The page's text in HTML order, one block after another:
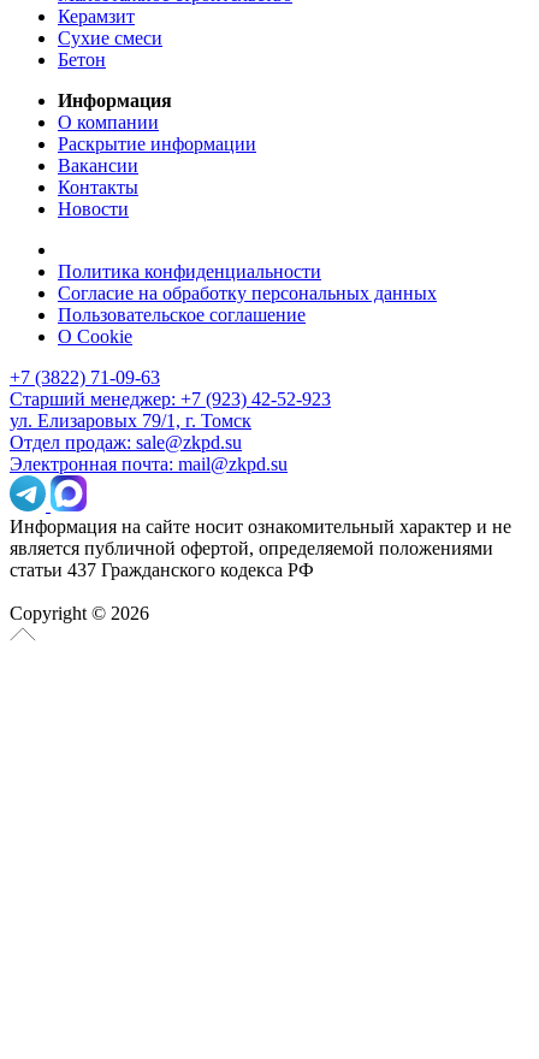
Керамзит
Сухие смеси
Бетон
Информация
О компании
Раскрытие информации
Вакансии
Контакты
Новости
Политика конфиденциальности
Согласие на обработку персональных данных
Пользовательское соглашение
О Cookie
+7 (3822) 71-09-63
Старший менеджер: +7 (923) 42-52-923
ул. Елизаровых 79/1, г. Томск
Отдел продаж: sale@zkpd.su
Электронная почта: mail@zkpd.su
Информация на сайте носит ознакомительный характер и не
является публичной офертой, определяемой положениями
статьи 437 Гражданского кодекса РФ
Copyright © 2026